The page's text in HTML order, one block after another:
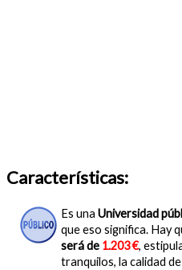
Características:
Es una Universidad
que eso significa. Hay
será de 1.203 €,
tranquilos, la calidad